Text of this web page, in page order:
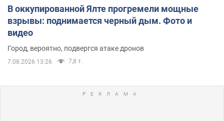
В оккупированной Ялте прогремели мощные
взрывы: поднимается черный дым. Фото и
видео
Город, вероятно, подвергся атаке дронов
7.08.2026 13:26 7,8 т.